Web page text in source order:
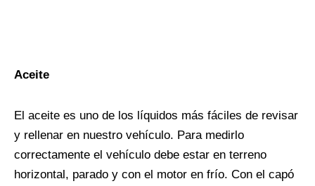
Aceite
El aceite es uno de los líquidos más fáciles de revisar
y rellenar en nuestro vehículo. Para medirlo
correctamente el vehículo debe estar en terreno
horizontal, parado y con el motor en frío. Con el capó